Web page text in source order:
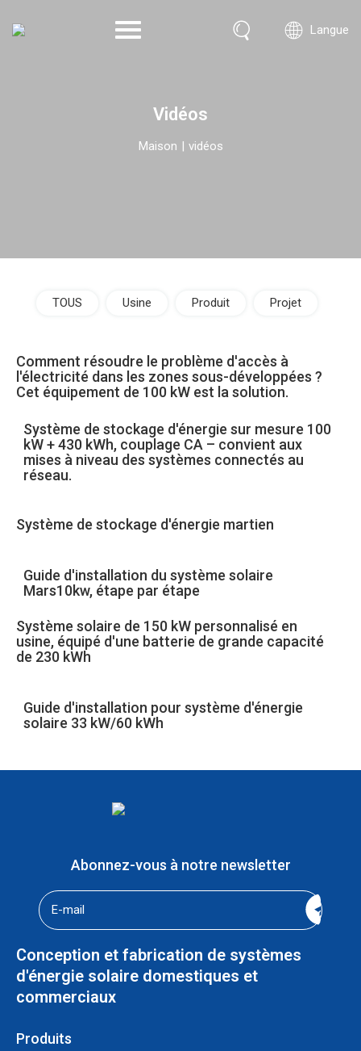
Langue
Vidéos
Maison | vidéos
TOUS Usine Produit Projet
Comment résoudre le problème d'accès à
l'électricité dans les zones sous-développées ?
Cet équipement de 100 kW est la solution.
Système de stockage d'énergie sur mesure 100
kW + 430 kWh, couplage CA – convient aux
mises à niveau des systèmes connectés au
réseau.
Système de stockage d'énergie martien
Guide d'installation du système solaire
Mars10kw, étape par étape
Système solaire de 150 kW personnalisé en
usine, équipé d'une batterie de grande capacité
de 230 kWh
Guide d'installation pour système d'énergie
solaire 33 kW/60 kWh
Abonnez-vous à notre newsletter
Conception et fabrication de systèmes
d'énergie solaire domestiques et
commerciaux
Produits